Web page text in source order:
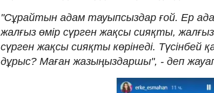
"Сұрайтын адам тауыпсыздар ғой. Ер
жалғыз өмір сүрген жақсы сияқты,
сүрген жақсы сияқты көрінеді. Түсінбей
дұрыс? Маған жазыңыздаршы", - деп жауап